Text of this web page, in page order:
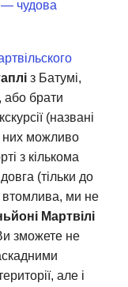
— чудова
з Батумі,
, або брати
(названі
них можливо
з кількома
(тільки до
втомлива, ми не
Мартвілі
зможете не
але і